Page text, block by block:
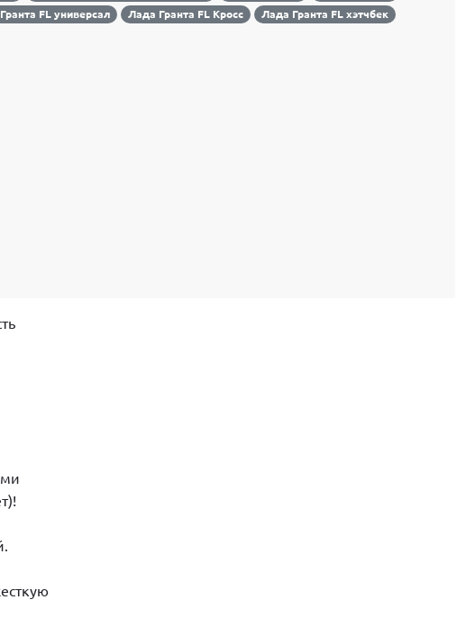
FL универсал Лада Гранта FL Кросс
Лада Гранта FL хэтчбек